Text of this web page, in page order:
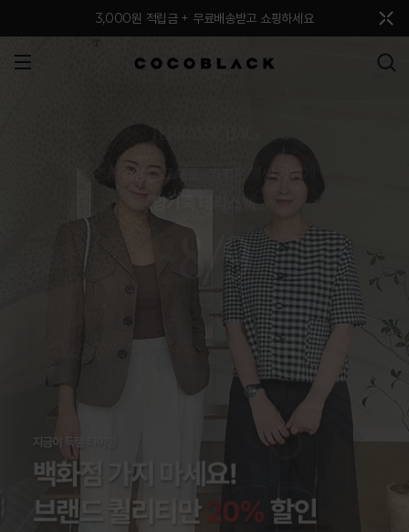
3,000원 적립금 + 무료배송받고 쇼핑하세요